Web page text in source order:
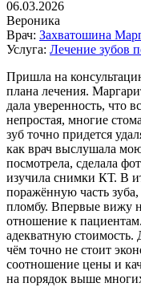
06.03.2026
Вероника
Врач: Захватошина
Услуга: Лечение зубов
Пришла на
плана лечения.
дала уверенность, что
непростая, многие
зуб точно придется
как врач выслушала
посмотрела, сделала
изучила снимки КТ​. В
поражённую часть
пломбу. Впервые вижу
отношение к
адекватную стоимость.
чём точно не стоит
соотношение цены и
на порядок выше